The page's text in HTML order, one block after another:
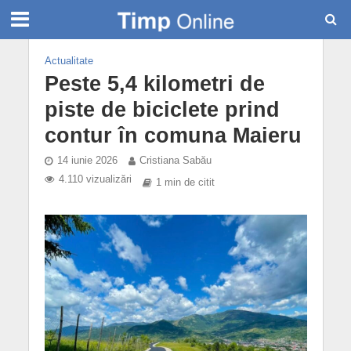
Actualitate
Peste 5,4 kilometri de
piste de biciclete prind
contur în comuna Maieru
14 iunie 2026
Cristiana Sabău
4.110 vizualizări
1 min de citit